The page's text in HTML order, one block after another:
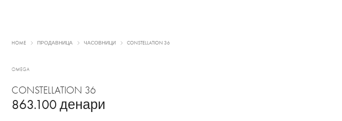
HOME ПРОДАВНИЦА ЧАСОВНИЦИ CONSTELLATION 36
OMEGA
CONSTELLATION 36
863.100денари